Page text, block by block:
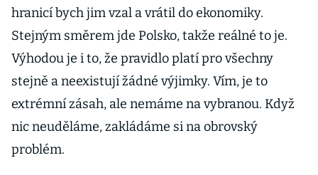
hranicí bych jim vzal a vrátil do ekonomiky.
Stejným směrem jde Polsko, takže reálné to je.
Výhodou je i to, že pravidlo platí pro všechny
stejně a neexistují žádné výjimky. Vím, je to
extrémní zásah, ale nemáme na vybranou. Když
nic neuděláme, zakládáme si na obrovský
problém.